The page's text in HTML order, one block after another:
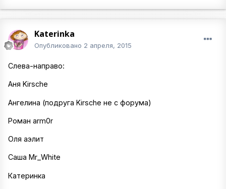
Katerinka
Опубликовано 2 апреля, 2015
Слева-направо:
Аня Kirsche
Ангелина (подруга Kirsche не с форума)
Роман arm0r
Оля аэлит
Саша Mr_White
Катеринка